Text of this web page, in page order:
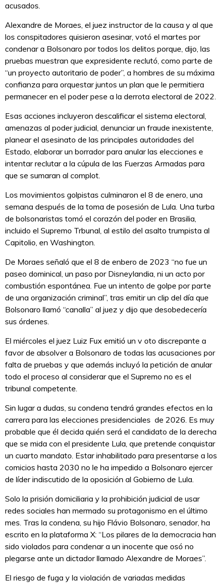
acusados.
Alexandre de Moraes, el juez instructor de la causa y al que
los conspitadores quisieron asesinar, votó el martes por
condenar a Bolsonaro por todos los delitos porque, dijo, las
pruebas muestran que expresidente reclutó, como parte de
“un proyecto autoritario de poder”, a hombres de su máxima
confianza para orquestar juntos un plan que le permitiera
permanecer en el poder pese a la derrota electoral de 2022.
Esas acciones incluyeron descalificar el sistema electoral,
amenazas al poder judicial, denunciar un fraude inexistente,
planear el asesinato de las principales autoridades del
Estado, elaborar un borrador para anular las elecciones e
intentar reclutar a la cúpula de las Fuerzas Armadas para
que se sumaran al complot.
Los movimientos golpistas culminaron el 8 de enero, una
semana después de la toma de posesión de Lula. Una turba
de bolsonaristas tomó el corazón del poder en Brasilia,
incluido el Supremo Trbunal, al estilo del asalto trumpista al
Capitolio, en Washington.
De Moraes señaló que el 8 de enbero de 2023 “no fue un
paseo dominical, un paso por Disneylandia, ni un acto por
combustión espontánea. Fue un intento de golpe por parte
de una organización criminal”, tras emitir un clip del día que
Bolsonaro llamó “canalla” al juez y dijo que desobedecería
sus órdenes.
El miércoles el juez Luiz Fux emitió un v oto discrepante a
favor de absolver a Bolsonaro de todas las acusaciones por
falta de pruebas y que además incluyó la petición de anular
todo el proceso al considerar que el Supremo no es el
tribunal competente.
Sin lugar a dudas, su condena tendrá grandes efectos en la
carrera para las elecciones presidenciales de 2026. Es muy
probable que él decida quién será el candidato de la derecha
que se mida con el presidente Lula, que pretende conquistar
un cuarto mandato. Estar inhabilitado para presentarse a los
comicios hasta 2030 no le ha impedido a Bolsonaro ejercer
de líder indiscutido de la oposición al Gobierno de Lula.
Solo la prisión domiciliaria y la prohibición judicial de usar
redes sociales han mermado su protagonismo en el último
mes. Tras la condena, su hijo Flávio Bolsonaro, senador, ha
escrito en la plataforma X: “Los pilares de la democracia han
sido violados para condenar a un inocente que osó no
plegarse ante un dictador llamado Alexandre de Moraes”.
El riesgo de fuga y la violación de variadas medidas